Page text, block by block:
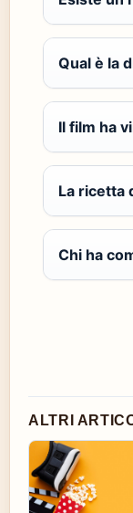
Qual è la
Il film ha
La ricetta
Chi ha
ALTRI